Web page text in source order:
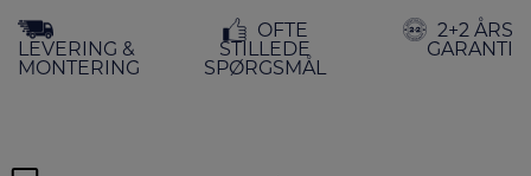
indholdet
LEVERING &
MONTERING
OFTE
STILLEDE
SPØRGSMÅL
2+2 ÅRS
GARANTI